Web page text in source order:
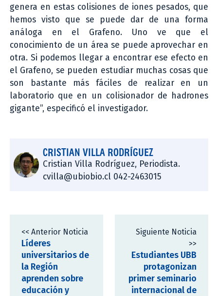
genera en estas colisiones de iones pesados, que
hemos visto que se puede dar de una forma
análoga en el Grafeno. Uno ve que el
conocimiento de un área se puede aprovechar en
otra. Si podemos llegar a encontrar ese efecto en
el Grafeno, se pueden estudiar muchas cosas que
son bastante más fáciles de realizar en un
laboratorio que en un colisionador de hadrones
gigante”, especificó el investigador.
CRISTIAN VILLA RODRÍGUEZ
Cristian Villa Rodríguez, Periodista.
cvilla@ubiobio.cl 042-2463015
<< Anterior Noticia
Líderes
universitarios de
la Región
aprenden sobre
educación y
Siguiente Noticia
>>
Estudiantes UBB
protagonizan
primer seminario
internacional de